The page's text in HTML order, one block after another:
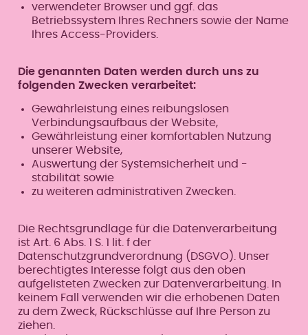
verwendeter Browser und ggf. das
Betriebssystem Ihres Rechners sowie der Name
Ihres Access-Providers.
Die genannten Daten werden durch uns zu
folgenden Zwecken verarbeitet:
Gewährleistung eines reibungslosen
Verbindungsaufbaus der Website,
Gewährleistung einer komfortablen Nutzung
unserer Website,
Auswertung der Systemsicherheit und -
stabilität sowie
zu weiteren administrativen Zwecken.
Die Rechtsgrundlage für die Datenverarbeitung
ist Art. 6 Abs. 1 S. 1 lit. f der
Datenschutzgrundverordnung (DSGVO). Unser
berechtigtes Interesse folgt aus den oben
aufgelisteten Zwecken zur Datenverarbeitung. In
keinem Fall verwenden wir die erhobenen Daten
zu dem Zweck, Rückschlüsse auf Ihre Person zu
ziehen.